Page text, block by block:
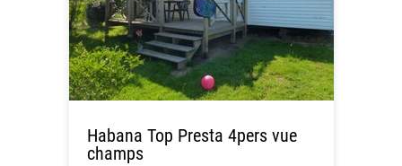
Habana Top Presta 4pers vue
champs